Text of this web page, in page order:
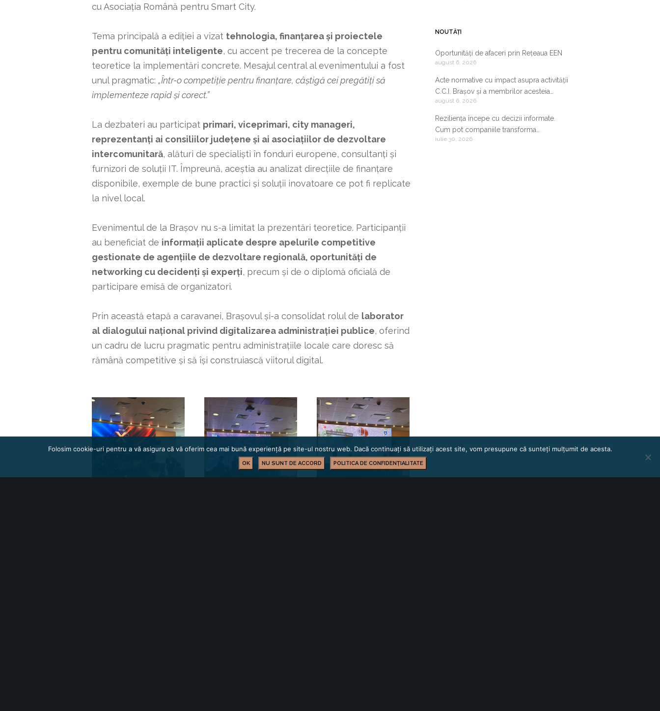
cu Asociația Română pentru Smart City.
Tema principală a ediției a vizat tehnologia, finanțarea și proiectele
pentru comunități inteligente, cu accent pe trecerea de la concepte
teoretice la implementări concrete. Mesajul central al evenimentului a fost
unul pragmatic: „Într-o competiție pentru finanțare, câștigă cei pregătiți să
implementeze rapid și corect.”
La dezbateri au participat primari, viceprimari, city manageri,
reprezentanți ai consiliilor județene și ai asociațiilor de dezvoltare
intercomunitară, alături de specialiști în fonduri europene, consultanți și
furnizori de soluții IT. Împreună, aceștia au analizat direcțiile de finanțare
disponibile, exemple de bune practici și soluții inovatoare ce pot fi replicate
la nivel local.
Evenimentul de la Brașov nu s-a limitat la prezentări teoretice. Participanții
au beneficiat de informații aplicate despre apelurile competitive
gestionate de agențiile de dezvoltare regională, oportunități de
networking cu decidenți și experți, precum și de o diplomă oficială de
participare emisă de organizatori.
Prin această etapă a caravanei, Brașovul și-a consolidat rolul de laborator
al dialogului național privind digitalizarea administrației publice, oferind
un cadru de lucru pragmatic pentru administrațiile locale care doresc să
rămână competitive și să își construiască viitorul digital.
NOUTĂȚI
Oportunități de afaceri prin Rețeaua EEN
august 6, 2026
Acte normative cu impact asupra activității
C.C.I. Brașov și a membrilor acesteia
29.07.2026-05.08.2026
august 6, 2026
Reziliența începe cu decizii informate.
Cum pot companiile transforma
informația de business într-un avantaj
iulie 30, 2026
Folosim cookie-uri pentru a vă asigura că vă oferim cea mai bună experiență pe site-ul nostru web. Dacă continuați să utilizați acest site, vom presupune că sunteți mulțumit de acesta.
OK NU SUNT DE ACCORD POLITICA DE CONFIDENȚIALITATE